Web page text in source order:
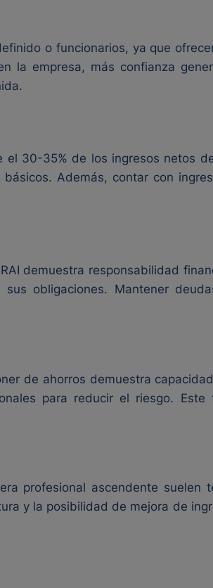
o funcionarios, ya que
la empresa, más confianza
30-35% de los ingresos netos
Además, contar con
demuestra responsabilidad
obligaciones. Mantener
de ahorros demuestra
para reducir el riesgo.
profesional ascendente
y la posibilidad de mejora de